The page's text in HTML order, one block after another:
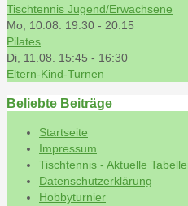
Tischtennis Jugend/Erwachsene
Mo, 10.08. 19:30 - 20:15
Pilates
Di, 11.08. 15:45 - 16:30
Eltern-Kind-Turnen
Beliebte Beiträge
Startseite
Impressum
Tischtennis - Aktuelle
Datenschutzerklärung
Hobbyturnier